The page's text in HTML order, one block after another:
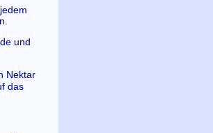
und
Nektar
das